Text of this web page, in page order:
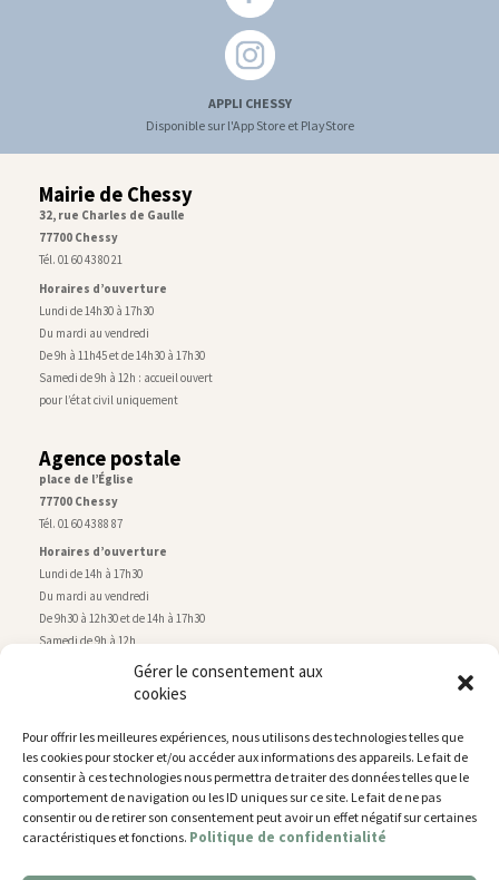
Gérer le consentement aux
cookies
Pour offrir les meilleures expériences, nous utilisons des technologies telles que
les cookies pour stocker et/ou accéder aux informations des appareils. Le fait de
consentir à ces technologies nous permettra de traiter des données telles que le
comportement de navigation ou les ID uniques sur ce site. Le fait de ne pas
consentir ou de retirer son consentement peut avoir un effet négatif sur certaines
caractéristiques et fonctions. Politique de confidentialité
APPLI CHESSY
Disponible sur l'App Store et PlayStore
Mairie de Chessy
32, rue Charles de Gaulle
77700 Chessy
Tél. 01 60 43 80 21
Horaires d’ouverture
Lundi de 14h30 à 17h30
Du mardi au vendredi
De 9h à 11h45 et de 14h30 à 17h30
Samedi de 9h à 12h : accueil ouvert
pour l’état civil uniquement
Agence postale
place de l’Église
77700 Chessy
Tél. 01 60 43 88 87
Horaires d’ouverture
Lundi de 14h à 17h30
Du mardi au vendredi
De 9h30 à 12h30 et de 14h à 17h30
Samedi de 9h à 12h
Service technique
rue de Montry–77700 Chessy
Tél. 01 60 43 52 63
Horaires d’ouverture
Lundi, mardi et jeudi
De 9h à 11h45 et de 14h30 à 17h30